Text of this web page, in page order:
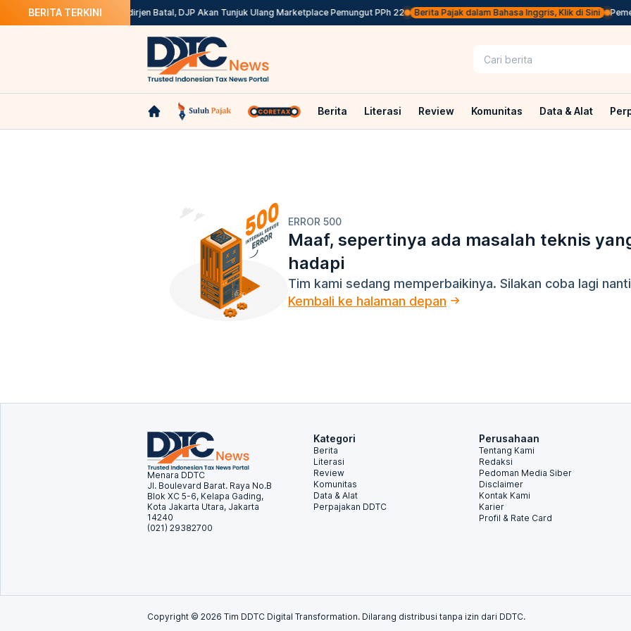
BERITA TERKINI
Coretax? Ini Solusinya Kepdirjen Batal, DJP Akan Tunjuk Ulang Marketplace Pemungut PPh 22 Berita Pajak dalam Bahasa Inggris, Klik di Sini
Berita Literasi Review Komunitas Data & Alat
ERROR 500
Maaf, sepertinya ada masalah teknis
hadapi
Tim kami sedang memperbaikinya. Silakan coba lagi
Kembali ke halaman depan
Menara DDTC
Jl. Boulevard Barat. Raya No.B
Blok XC 5-6, Kelapa Gading,
Kota Jakarta Utara, Jakarta
14240
(021) 29382700
Kategori
Berita
Literasi
Review
Komunitas
Data & Alat
Perpajakan DDTC
Perusahaan
Tentang Kami
Redaksi
Pedoman Media Siber
Disclaimer
Kontak Kami
Karier
Profil & Rate Card
Copyright © 2026 Tim DDTC Digital Transformation. Dilarang distribusi tanpa izin dari DDTC.